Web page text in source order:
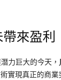
來盈利
力巨大的今天
實現真正的商業